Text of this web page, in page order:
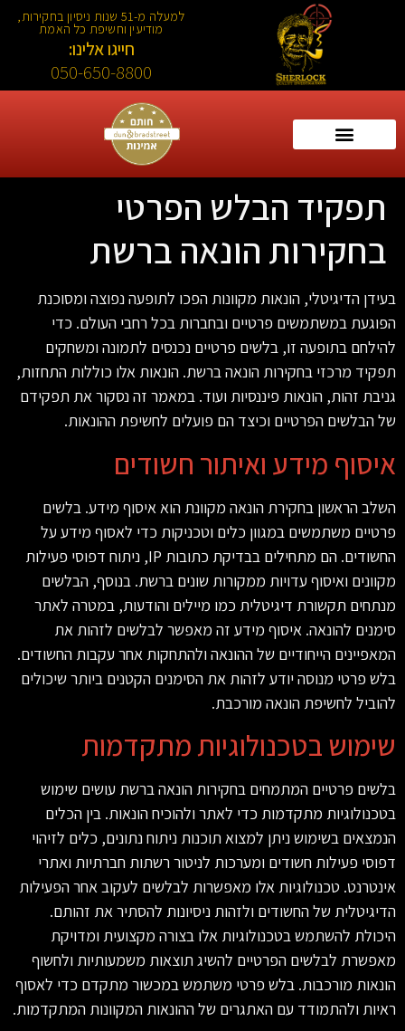
למעלה מ-51 שנות ניסיון בחקירות,
מודיעין וחשיפת כל האמת
חייגו אלינו:
050-650-8800
תפקיד הבלש הפרטי
בחקירות הונאה ברשת
בעידן הדיגיטלי, הונאות מקוונות הפכו לתופעה נפוצה ומסוכנת
הפוגעת במשתמשים פרטיים ובחברות בכל רחבי העולם. כדי
להילחם בתופעה זו, בלשים פרטיים נכנסים לתמונה ומשחקים
תפקיד מרכזי בחקירות הונאה ברשת. הונאות אלו כוללות התחזות,
גניבת זהות, הונאות פיננסיות ועוד. במאמר זה נסקור את תפקידם
של הבלשים הפרטיים וכיצד הם פועלים לחשיפת ההונאות.
איסוף מידע ואיתור חשודים
השלב הראשון בחקירת הונאה מקוונת הוא איסוף מידע. בלשים
פרטיים משתמשים במגוון כלים וטכניקות כדי לאסוף מידע על
החשודים. הם מתחילים בבדיקת כתובות IP, ניתוח דפוסי פעילות
מקוונים ואיסוף עדויות ממקורות שונים ברשת. בנוסף, הבלשים
מנתחים תקשורת דיגיטלית כמו מיילים והודעות, במטרה לאתר
סימנים להונאה. איסוף מידע זה מאפשר לבלשים לזהות את
המאפיינים הייחודיים של ההונאה ולהתחקות אחר עקבות החשודים.
בלש פרטי מנוסה יודע לזהות את הסימנים הקטנים ביותר שיכולים
להוביל לחשיפת הונאה מורכבת.
שימוש בטכנולוגיות מתקדמות
בלשים פרטיים המתמחים בחקירות הונאה ברשת עושים שימוש
בטכנולוגיות מתקדמות כדי לאתר ולהוכיח הונאות. בין הכלים
הנמצאים בשימוש ניתן למצוא תוכנות ניתוח נתונים, כלים לזיהוי
דפוסי פעילות חשודים ומערכות לניטור רשתות חברתיות ואתרי
אינטרנט. טכנולוגיות אלו מאפשרות לבלשים לעקוב אחר הפעילות
הדיגיטלית של החשודים ולזהות ניסיונות להסתיר את זהותם.
היכולת להשתמש בטכנולוגיות אלו בצורה מקצועית ומדויקת
מאפשרת לבלשים הפרטיים להשיג תוצאות משמעותיות ולחשוף
הונאות מורכבות. בלש פרטי משתמש במכשור מתקדם כדי לאסוף
ראיות ולהתמודד עם האתגרים של ההונאות המקוונות המתקדמות.